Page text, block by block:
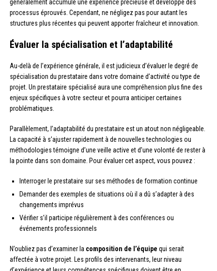
généralement accumulé une expérience précieuse et développé des
processus éprouvés. Cependant, ne négligez pas pour autant les
structures plus récentes qui peuvent apporter fraîcheur et innovation.
Évaluer la spécialisation et l’adaptabilité
Au-delà de l’expérience générale, il est judicieux d’évaluer le degré de
spécialisation du prestataire dans votre domaine d’activité ou type de
projet. Un prestataire spécialisé aura une compréhension plus fine des
enjeux spécifiques à votre secteur et pourra anticiper certaines
problématiques.
Parallèlement, l’adaptabilité du prestataire est un atout non négligeable.
La capacité à s’ajuster rapidement à de nouvelles technologies ou
méthodologies témoigne d’une veille active et d’une volonté de rester à
la pointe dans son domaine. Pour évaluer cet aspect, vous pouvez :
Interroger le prestataire sur ses méthodes de formation continue
Demander des exemples de situations où il a dû s’adapter à des
changements imprévus
Vérifier s’il participe régulièrement à des conférences ou
événements professionnels
N’oubliez pas d’examiner la composition de l’équipe qui serait
affectée à votre projet. Les profils des intervenants, leur niveau